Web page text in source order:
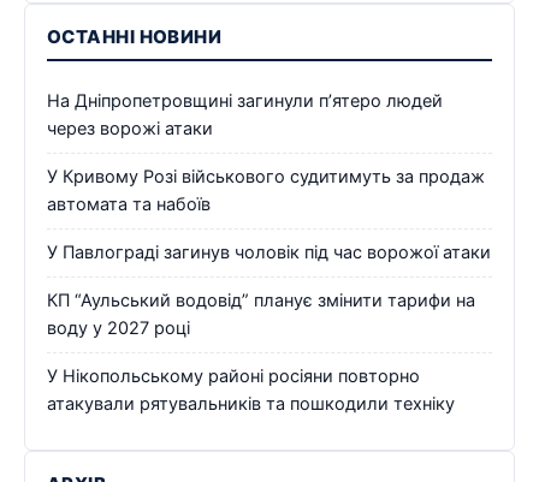
ОСТАННІ НОВИНИ
На Дніпропетровщині загинули п’ятеро людей
через ворожі атаки
У Кривому Розі військового судитимуть за продаж
автомата та набоїв
У Павлограді загинув чоловік під час ворожої атаки
КП “Аульський водовід” планує змінити тарифи на
воду у 2027 році
У Нікопольському районі росіяни повторно
атакували рятувальників та пошкодили техніку